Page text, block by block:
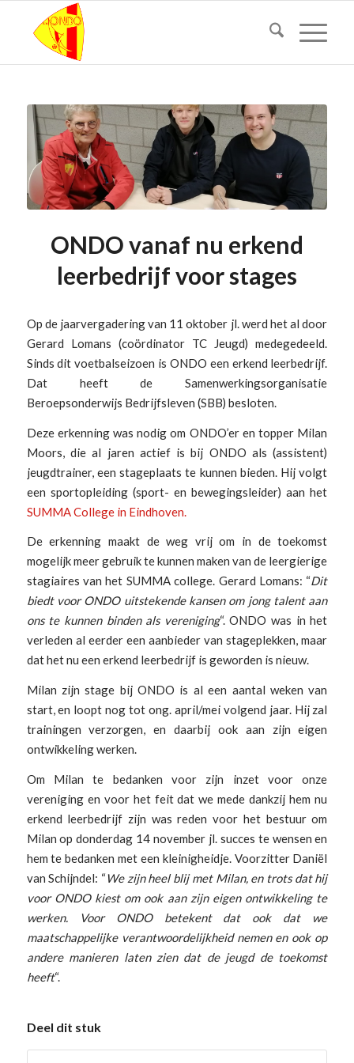
ONDO vanaf nu erkend
leerbedrijf voor stages
Op de jaarvergadering van 11 oktober jl. werd het al door
Gerard Lomans (coördinator TC Jeugd) medegedeeld.
Sinds dit voetbalseizoen is ONDO een erkend leerbedrijf.
Dat heeft de Samenwerkingsorganisatie
Beroepsonderwijs Bedrijfsleven (SBB) besloten.
Deze erkenning was nodig om ONDO’er en topper Milan
Moors, die al jaren actief is bij ONDO als (assistent)
jeugdtrainer, een stageplaats te kunnen bieden. Hij volgt
een sportopleiding (sport- en bewegingsleider) aan het
SUMMA College in Eindhoven.
De erkenning maakt de weg vrij om in de toekomst
mogelijk meer gebruik te kunnen maken van de leergierige
stagiaires van het SUMMA college. Gerard Lomans: “Dit
biedt voor ONDO uitstekende kansen om jong talent aan
ons te kunnen binden als vereniging“. ONDO was in het
verleden al eerder een aanbieder van stageplekken, maar
dat het nu een erkend leerbedrijf is geworden is nieuw.
Milan zijn stage bij ONDO is al een aantal weken van
start, en loopt nog tot ong. april/mei volgend jaar. Hij zal
trainingen verzorgen, en daarbij ook aan zijn eigen
ontwikkeling werken.
Om Milan te bedanken voor zijn inzet voor onze
vereniging en voor het feit dat we mede dankzij hem nu
erkend leerbedrijf zijn was reden voor het bestuur om
Milan op donderdag 14 november jl. succes te wensen en
hem te bedanken met een kleinigheidje. Voorzitter Daniël
van Schijndel: “We zijn heel blij met Milan, en trots dat hij
voor ONDO kiest om ook aan zijn eigen ontwikkeling te
werken. Voor ONDO betekent dat ook dat we
maatschappelijke verantwoordelijkheid nemen en ook op
andere manieren laten zien dat de jeugd de toekomst
heeft“.
Deel dit stuk